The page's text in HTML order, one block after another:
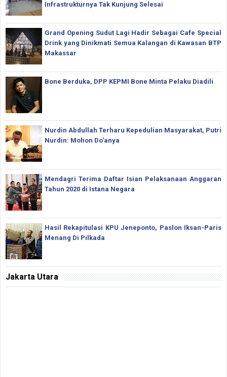
Infrastrukturnya Tak Kunjung Selesai
Grand Opening Sudut Lagi Hadir Sebagai Cafe Special
Drink yang Dinikmati Semua Kalangan di Kawasan BTP
Makassar
Bone Berduka, DPP KEPMI Bone Minta Pelaku Diadili
Nurdin Abdullah Terharu Kepedulian Masyarakat, Putri
Nurdin: Mohon Do'anya
Mendagri Terima Daftar Isian Pelaksanaan Anggaran
Tahun 2020 di Istana Negara
Hasil Rekapitulasi KPU Jeneponto, Paslon Iksan-Paris
Menang Di Pilkada
Jakarta Utara